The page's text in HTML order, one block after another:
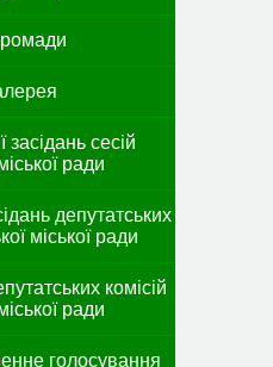
засідань сесій
ради
депутатських
міської ради
комісій
ради
голосування